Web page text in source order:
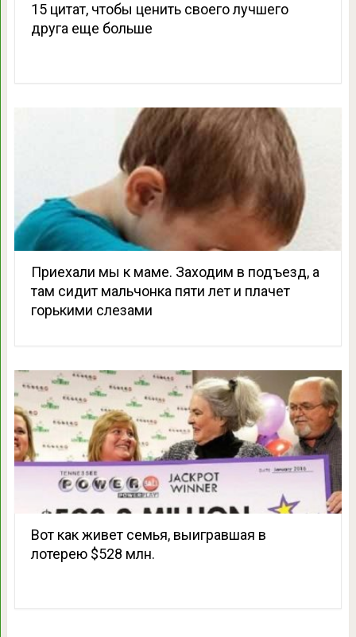
15 цитат, чтобы ценить своего лучшего
друга еще больше
Приехали мы к маме. Заходим в подъезд, а
там сидит мальчонка пяти лет и плачет
горькими слезами
Вот как живет семья, выигравшая в
лотерею $528 млн.